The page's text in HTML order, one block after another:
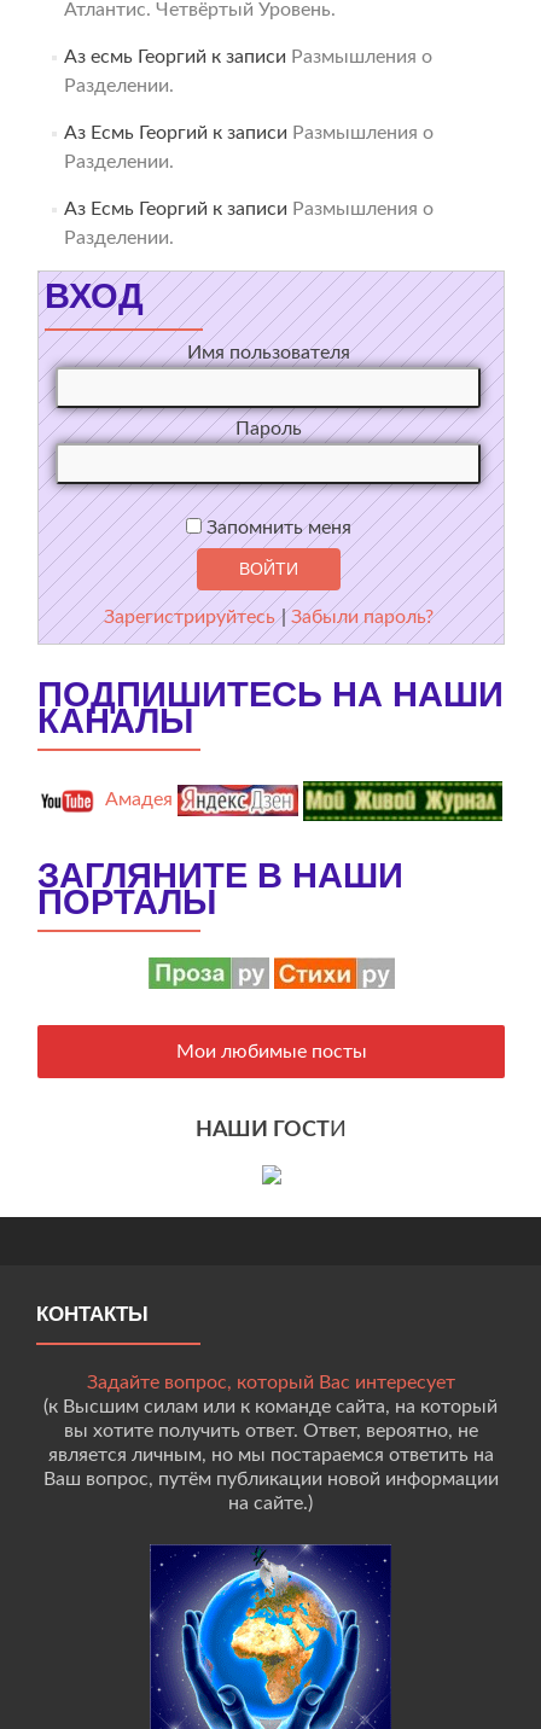
Атлантис. Четвёртый Уровень.
Аз есмь Георгий к записи Размышления о
Разделении.
Аз Есмь Георгий к записи Размышления о
Разделении.
Аз Есмь Георгий к записи Размышления о
Разделении.
ВХОД
Имя пользователя
Пароль
Запомнить меня
Зарегистрируйтесь |Забыли пароль?
ПОДПИШИТЕСЬ НА НАШИ
КАНАЛЫ
Амадея
ЗАГЛЯНИТЕ В НАШИ
ПОРТАЛЫ
Мои любимые посты
НАШИ ГОСТИ
КОНТАКТЫ
Задайте вопрос, который Вас интересует
(к Высшим силам или к команде сайта, на который
вы хотите получить ответ. Ответ, вероятно, не
является личным, но мы постараемся ответить на
Ваш вопрос, путём публикации новой информации
на сайте.)